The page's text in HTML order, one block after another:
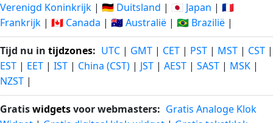
Verenigd Koninkrijk | 🇩🇪 Duitsland | 🇯🇵 Japan | 🇫🇷
Frankrijk | 🇨🇦 Canada | 🇦🇺 Australië | 🇧🇷 Brazilië |
Tijd nu in tijdzones: UTC | GMT | CET | PST | MST | CST |
EST | EET | IST | China (CST) | JST | AEST | SAST | MSK |
NZST |
Gratiswidgetsvoor webmasters: Gratis Analoge Klok